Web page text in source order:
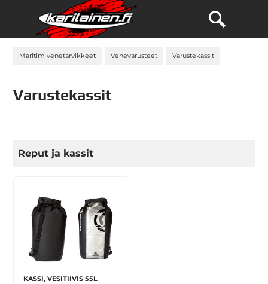
Maritim venetarvikkeet Venevarusteet Varustekassit
Varustekassit
Reput ja kassit
KASSI, VESITIIVIS 55L